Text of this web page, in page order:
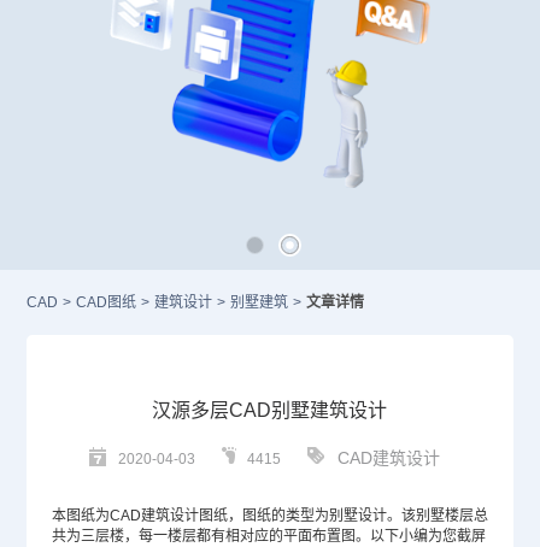
CAD > CAD图纸 > 建筑设计 > 别墅建筑 > 文章详情
汉源多层CAD别墅建筑设计
2020-04-03 4415 CAD建筑设计
本图纸为CAD建筑设计图纸，图纸的类型为别墅设计。该别墅楼层总
共为三层楼，每一楼层都有相对应的平面布置图。以下小编为您截屏